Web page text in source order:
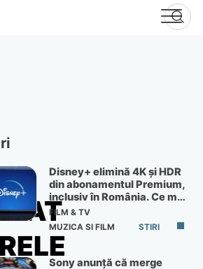
Disney+ elimină 4K și HDR
din abonamentul Premium,
inclusiv în România. Ce mai
primești de 60 lei pe lună
FILM & TV
MUZICA SI FILM
STIRI
Sony anunță că merge